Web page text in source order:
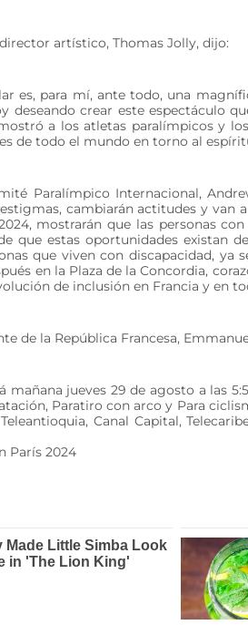
artístico, Thomas Jolly, dijo:
es, para mí, ante todo, una
deseando crear este espectáculo
a los atletas paralímpicos y
de todo el mundo en torno al
Paralímpico Internacional,
cambiarán actitudes y van
mostrarán que las personas
que estas oportunidades existan
que viven con discapacidad,
en la Plaza de la Concordia,
de inclusión en Francia y en
de la República Francesa,
jueves 29 de agosto a las
Paratiro con arco y Para
Canal Capital,
París 2024